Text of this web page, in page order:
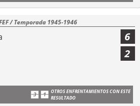
/ Temporada 1945-1946
6
2
OTROS ENFRENTAMIENTOS CON ESTE
RESULTADO